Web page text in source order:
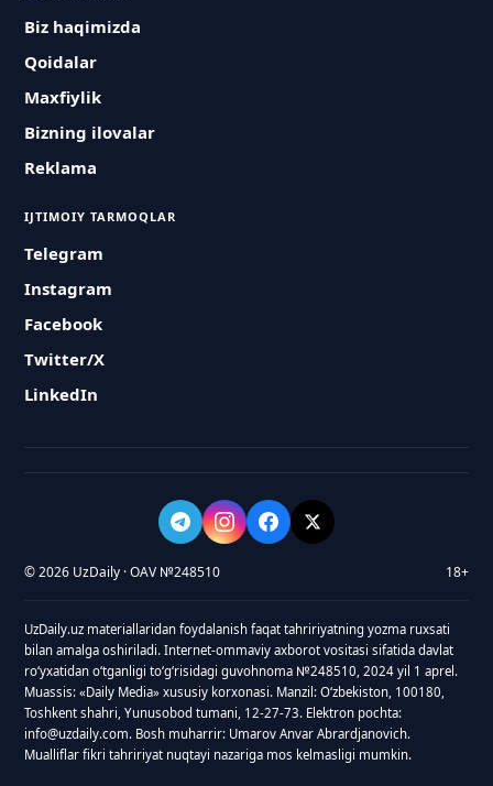
Biz haqimizda
Qoidalar
Maxfiylik
Bizning ilovalar
Reklama
IJTIMOIY TARMOQLAR
Telegram
Instagram
Facebook
Twitter/X
LinkedIn
© 2026 UzDaily · OAV №248510 18+
UzDaily.uz materiallaridan foydalanish faqat tahririyatning yozma ruxsati
bilan amalga oshiriladi. Internet-ommaviy axborot vositasi sifatida davlat
roʻyxatidan oʻtganligi toʻgʻrisidagi guvohnoma №248510, 2024 yil 1 aprel.
Muassis: «Daily Media» xususiy korxonasi. Manzil: Oʻzbekiston, 100180,
Toshkent shahri, Yunusobod tumani, 12-27-73. Elektron pochta:
info@uzdaily.com. Bosh muharrir: Umarov Anvar Abrardjanovich.
Mualliflar fikri tahririyat nuqtayi nazariga mos kelmasligi mumkin.